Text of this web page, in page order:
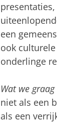
een
ook
onderlinge
Wat we
niet als een
als een